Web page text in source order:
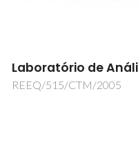
Biorrefinaria de
uma abordagem